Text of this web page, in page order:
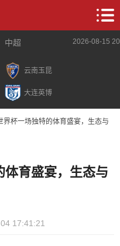
中超 2026-08-15
云南玉昆
大连英博
界杯一场独特的体育盛宴，生态与
体育盛宴，生态与
17:41:21